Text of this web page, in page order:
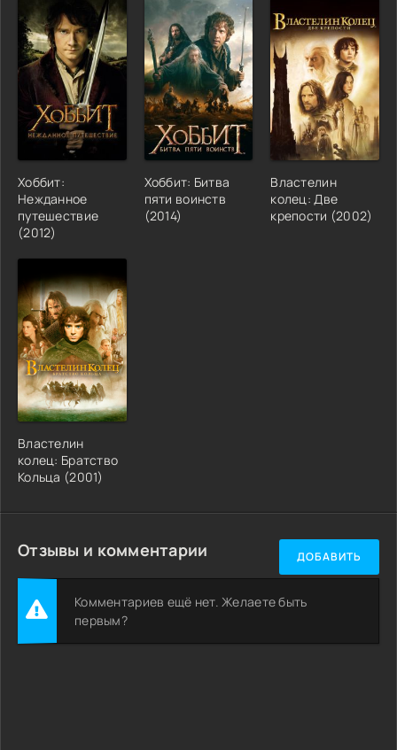
Хоббит:
Нежданное
путешествие
(2012)
Хоббит: Битва
пяти воинств
(2014)
Властелин
колец: Две
крепости (2002)
Властелин
колец: Братство
Кольца (2001)
Отзывы и комментарии ДОБАВИТЬ
Комментариев ещё нет. Желаете быть
первым?